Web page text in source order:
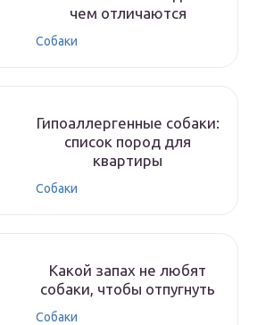
чем отличаются
Собаки
Гипоаллергенные собаки:
список пород для
квартиры
Собаки
Какой запах не любят
собаки, чтобы отпугнуть
Собаки